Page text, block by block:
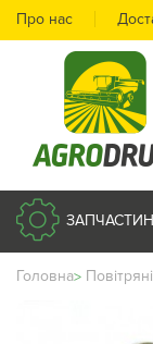
Про нас
Головна Повітряні